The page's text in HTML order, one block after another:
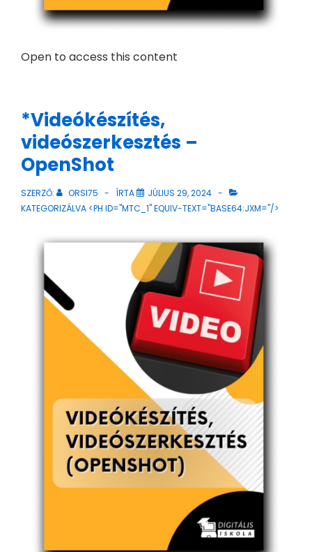
Open to access this content
*Videókészítés,
videószerkesztés –
OpenShot
SZERZŐ: ORSI75 ÍRTA
JÚLIUS 29, 2024
KATEGORIZÁLVA <PH ID="MTC_1" EQUIV-TEXT="BASE64:JXM="/>